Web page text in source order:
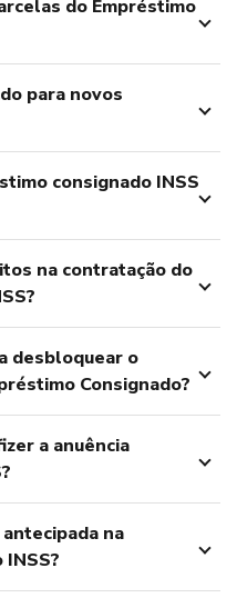
do Empréstimo
para novos
consignado INSS
na contratação do
desbloquear o
Consignado?
a anuência
na